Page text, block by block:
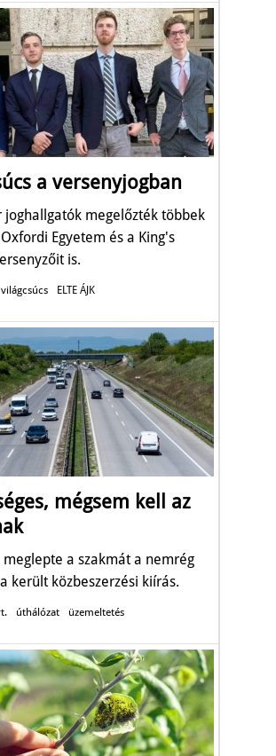
a versenyjogban
joghallgatók megelőzték többek
Egyetem és a King's
is.
világcsúcs ELTE ÁJK
mégsem kell az
meglepte a szakmát a nemrég
került közbeszerzési kiírás.
úthálózat üzemeltetés